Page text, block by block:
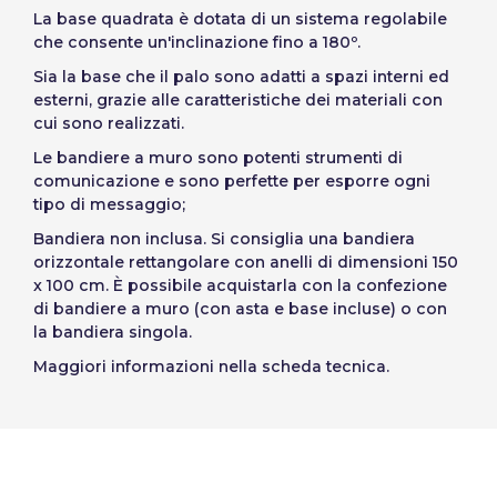
Accesso
Recuperare la password
Slovenčina (Slovak)
Norway
La base quadrata è dotata di un sistema regolabile
che consente un'inclinazione fino a 180º.
Sia la base che il palo sono adatti a spazi interni ed
esterni, grazie alle caratteristiche dei materiali con
cui sono realizzati.
Le bandiere a muro sono potenti strumenti di
comunicazione e sono perfette per esporre ogni
tipo di messaggio;
Bandiera non inclusa. Si consiglia una bandiera
orizzontale rettangolare con anelli di dimensioni 150
x 100 cm. È possibile acquistarla con la confezione
di bandiere a muro (con asta e base incluse) o con
la bandiera singola.
Maggiori informazioni nella scheda tecnica.